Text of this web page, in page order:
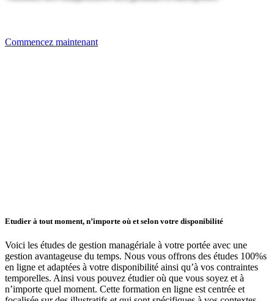
Commencez maintenant
Etudier à tout moment, n’importe où et selon votre disponibilité
Voici les études de gestion managériale à votre portée avec une
gestion avantageuse du temps. Nous vous offrons des études 100%s
en ligne et adaptées à votre disponibilité ainsi qu’à vos contraintes
temporelles. Ainsi vous pouvez étudier où que vous soyez et à
n’importe quel moment. Cette formation en ligne est centrée et